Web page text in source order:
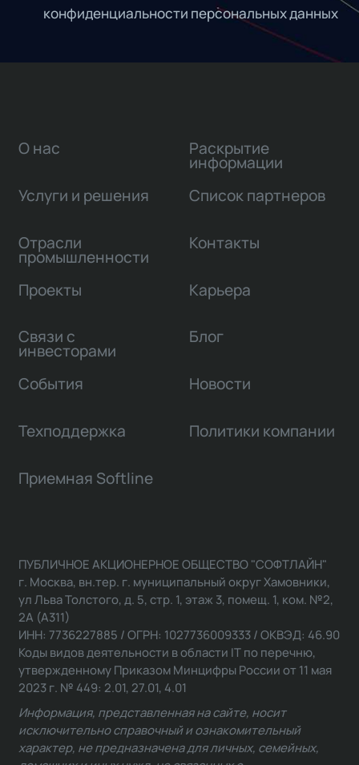
конфиденциальности персональных данных
О нас
Услуги и решения
Отрасли
промышленности
Проекты
Связи с
инвесторами
Раскрытие
информации
Список партнеров
Контакты
Карьера
Блог
События Новости
Техподдержка Политики компании
Приемная Softline
ПУБЛИЧНОЕ АКЦИОНЕРНОЕ ОБЩЕСТВО "СОФТЛАЙН"
г. Москва, вн.тер. г. муниципальный округ Хамовники,
ул Льва Толстого, д. 5, стр. 1, этаж 3, помещ. 1, ком. №2,
2А (А311)
ИНН: 7736227885 / ОГРН: 1027736009333 / ОКВЭД: 46.90
Коды видов деятельности в области IT по перечню,
утвержденному Приказом Минцифры России от 11 мая
2023 г. № 449: 2.01, 27.01, 4.01
Информация, представленная на сайте, носит
исключительно справочный и ознакомительный
характер, не предназначена для личных, семейных,